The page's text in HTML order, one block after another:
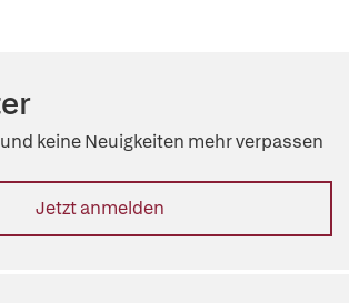
keine Neuigkeiten mehr verpassen
Jetzt anmelden